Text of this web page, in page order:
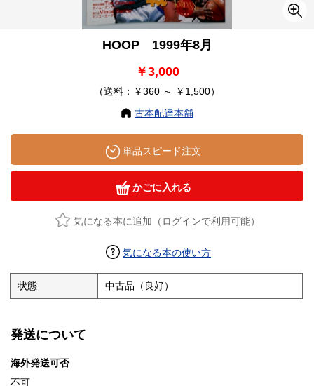
HOOP 1999年8月
￥3,000
（送料：￥360 ～ ￥1,500）
古本配達本舗
単品スピード注文
かごに入れる
気になる本に追加（ログインで利用可能）
気になる本の使い方
状態 中古品（良好）
発送について
海外発送可否
不可